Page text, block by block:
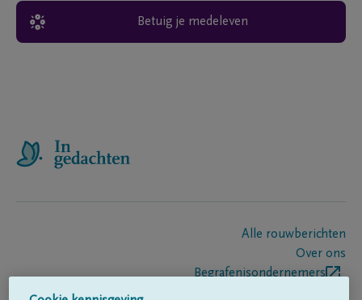
Betuig je medeleven
Alle rouwberichten
Over ons
Begrafenisondernemers